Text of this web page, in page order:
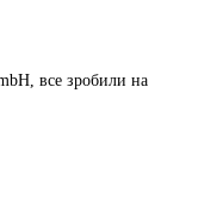
все зробили на